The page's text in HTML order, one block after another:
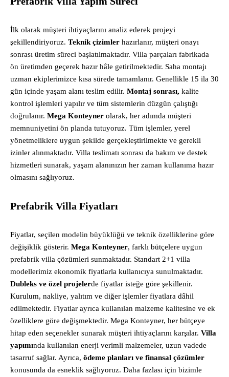
İlk olarak müşteri ihtiyaçlarını analiz ederek projeyi
şekillendiriyoruz. Teknik çizimler hazırlanır, müşteri onayı
sonrası üretim süreci başlatılmaktadır. Villa parçaları fabrikada
ön üretimden geçerek hazır hâle getirilmektedir. Saha montajı
uzman ekiplerimizce kısa sürede tamamlanır. Genellikle 15 ila 30
gün içinde yaşam alanı teslim edilir. Montaj sonrası, kalite
kontrol işlemleri yapılır ve tüm sistemlerin düzgün çalıştığı
doğrulanır. Mega Konteyner olarak, her adımda müşteri
memnuniyetini ön planda tutuyoruz. Tüm işlemler, yerel
yönetmeliklere uygun şekilde gerçekleştirilmekte ve gerekli
izinler alınmaktadır. Villa teslimatı sonrası da bakım ve destek
hizmetleri sunarak, yaşam alanınızın her zaman kullanıma hazır
olmasını sağlıyoruz.
Prefabrik Villa Fiyatları
Fiyatlar, seçilen modelin büyüklüğü ve teknik özelliklerine göre
değişiklik gösterir. Mega Konteyner, farklı bütçelere uygun
prefabrik villa çözümleri sunmaktadır. Standart 2+1 villa
modellerimiz ekonomik fiyatlarla kullanıcıya sunulmaktadır.
Dubleks ve özel projelerde fiyatlar isteğe göre şekillenir.
Kurulum, nakliye, yalıtım ve diğer işlemler fiyatlara dâhil
edilmektedir. Fiyatlar ayrıca kullanılan malzeme kalitesine ve ek
özelliklere göre değişmektedir. Mega Konteyner, her bütçeye
hitap eden seçenekler sunarak müşteri ihtiyaçlarını karşılar. Villa
yapımında kullanılan enerji verimli malzemeler, uzun vadede
tasarruf sağlar. Ayrıca, ödeme planları ve finansal çözümler
konusunda da esneklik sağlıyoruz. Daha fazlası için bizimle